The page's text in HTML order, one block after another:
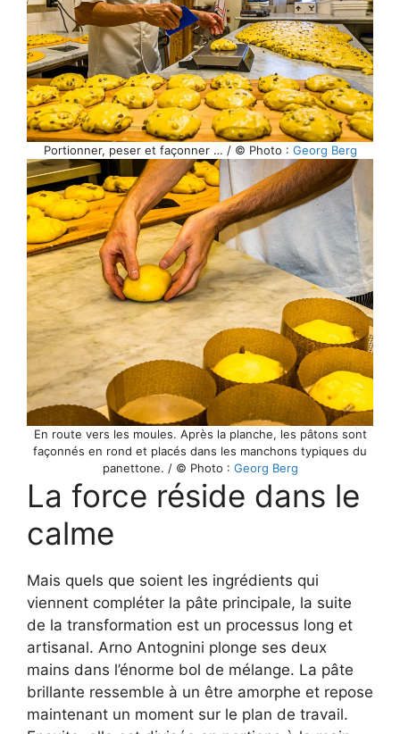
Portionner, peser et façonner … / © Photo : Georg Berg
En route vers les moules. Après la planche, les pâtons sont
façonnés en rond et placés dans les manchons typiques du
panettone. / © Photo : Georg Berg
La force réside dans le
calme
Mais quels que soient les ingrédients qui
viennent compléter la pâte principale, la suite
de la transformation est un processus long et
artisanal. Arno Antognini plonge ses deux
mains dans l’énorme bol de mélange. La pâte
brillante ressemble à un être amorphe et repose
maintenant un moment sur le plan de travail.